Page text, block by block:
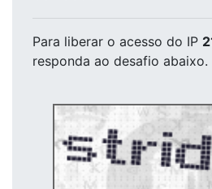
Para liberar o acesso do IP
responda ao desafio abaixo.